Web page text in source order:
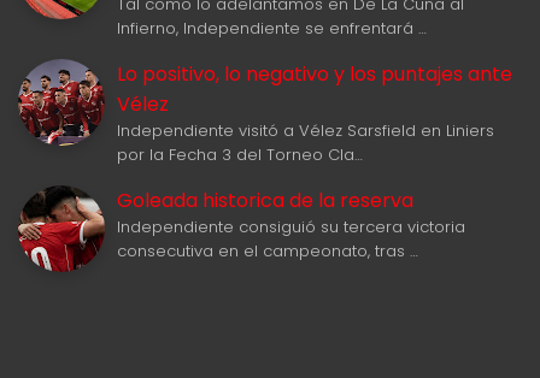
Tal como lo adelantamos en De La Cuna al
Infierno, Independiente se enfrentará …
Lo positivo, lo negativo y los puntajes ante
Vélez
Independiente visitó a Vélez Sarsfield en Liniers
por la Fecha 3 del Torneo Cla…
Goleada historica de la reserva
Independiente consiguió su tercera victoria
consecutiva en el campeonato, tras …